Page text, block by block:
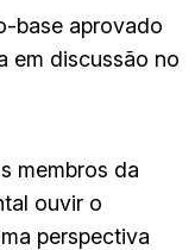
base aprovado
em discussão no
membros da
ouvir o
perspectiva